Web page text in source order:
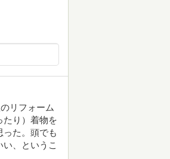
リフォーム
たり）着物を
った。頭でも
、というこ